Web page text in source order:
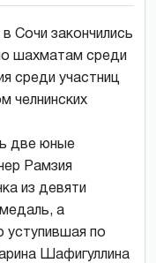
Сочи закончились
шахматам среди
среди участниц
челнинских
две юные
Рамзия
из девяти
а
уступившая по
Шафигуллина